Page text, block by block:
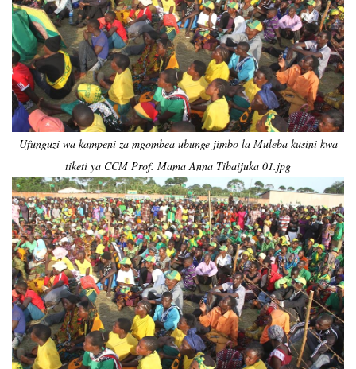
Ufunguzi wa kampeni za mgombea ubunge jimbo la Muleba kusini kwa
tiketi ya CCM Prof. Mama Anna Tibaijuka 01.jpg